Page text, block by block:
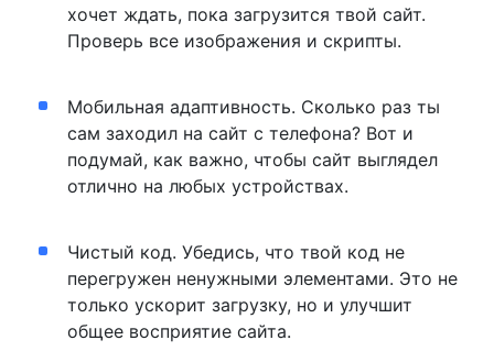
хочет ждать, пока загрузится твой сайт.
Проверь все изображения и скрипты.
Мобильная адаптивность. Сколько раз ты
сам заходил на сайт с телефона? Вот и
подумай, как важно, чтобы сайт выглядел
отлично на любых устройствах.
Чистый код. Убедись, что твой код не
перегружен ненужными элементами. Это не
только ускорит загрузку, но и улучшит
общее восприятие сайта.